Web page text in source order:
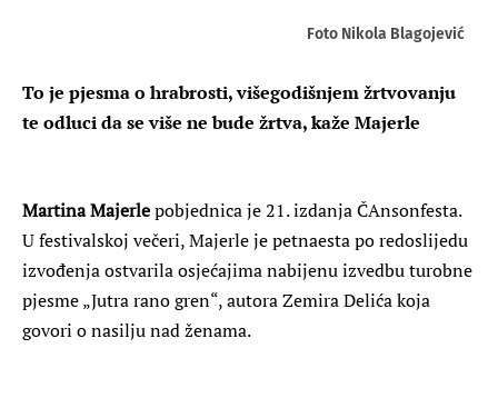
Foto Nikola Blagojević
To je pjesma o hrabrosti, višegodišnjem žrtvovanju
te odluci da se više ne bude žrtva, kaže Majerle
Martina Majerlepobjednica je 21. izdanja ČAnsonfesta.
U festivalskoj večeri, Majerle je petnaesta po redoslijedu
izvođenja ostvarila osjećajima nabijenu izvedbu turobne
pjesme „Jutra rano gren“, autora Zemira Delića koja
govori o nasilju nad ženama.